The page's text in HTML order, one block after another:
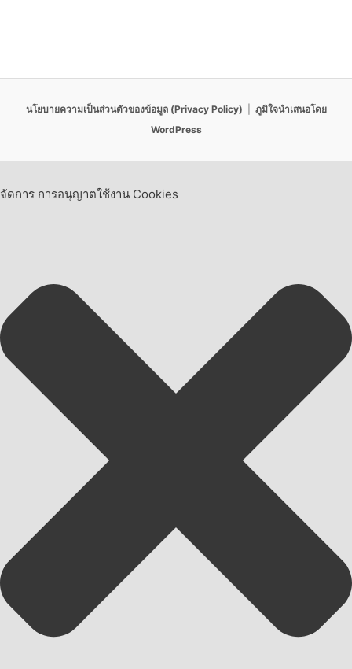
นโยบายความเป็นส่วนตัวของข้อมูล (Privacy Policy)
ภูมิใจนำเสนอโดย
WordPress
จัดการ การอนุญาตใช้งาน Cookies